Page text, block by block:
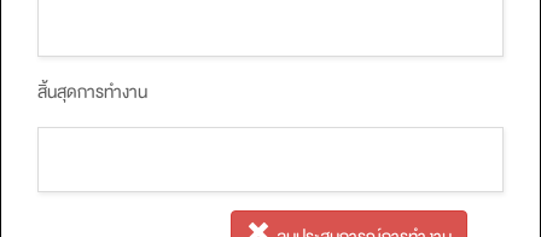
สิ้นสุดการทำงาน